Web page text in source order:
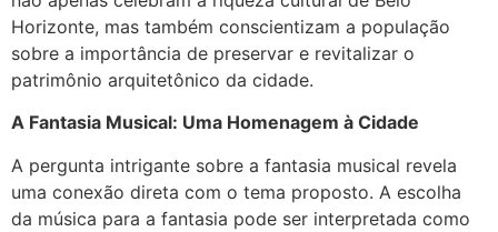
Horizonte, mas também conscientizam a população
sobre a importância de preservar e revitalizar o
patrimônio arquitetônico da cidade.
A Fantasia Musical: Uma Homenagem à Cidade
A pergunta intrigante sobre a fantasia musical revela
uma conexão direta com o tema proposto. A escolha
da música para a fantasia pode ser interpretada como